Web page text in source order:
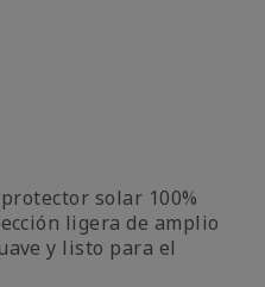
solar 100%
ligera de amplio
y listo para el